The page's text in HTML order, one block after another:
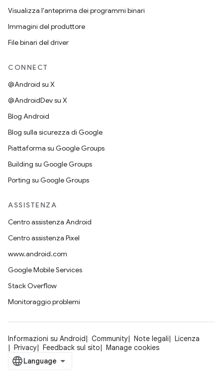
Visualizza l'anteprima dei programmi binari
Immagini del produttore
File binari del driver
CONNECT
@Android su X
@AndroidDev su X
Blog Android
Blog sulla sicurezza di Google
Piattaforma su Google Groups
Building su Google Groups
Porting su Google Groups
ASSISTENZA
Centro assistenza Android
Centro assistenza Pixel
www.android.com
Google Mobile Services
Stack Overflow
Monitoraggio problemi
Informazioni su Android Community Note legali
Licenza
Privacy
Feedback sul sito Manage cookies